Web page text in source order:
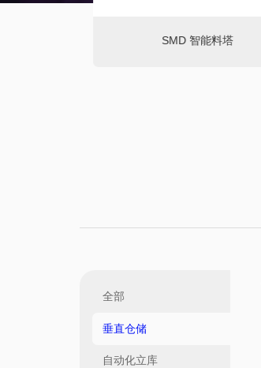
SMD 智能料塔
全部
垂直仓储
自动化立库